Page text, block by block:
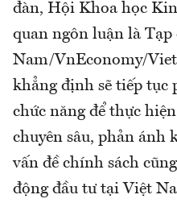
đàn, Hội Khoa học
quan ngôn luận là
Nam/VnEconomy/
khẳng định sẽ tiếp tục
chức năng để thực
chuyên sâu, phản ánh
vấn đề chính sách
động đầu tư tại Việt